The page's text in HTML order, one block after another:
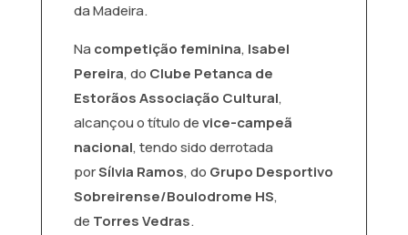
da Madeira.
Na competição feminina, Isabel
Pereira, do Clube Petanca de
Estorãos Associação Cultural,
alcançou o título de vice-campeã
nacional, tendo sido derrotada
porSílvia Ramos, do Grupo Desportivo
Sobreirense/Boulodrome HS,
de Torres Vedras.